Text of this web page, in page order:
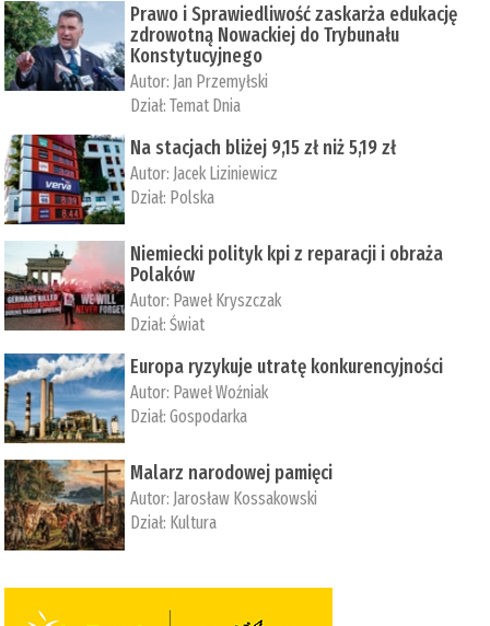
Prawo i Sprawiedliwość zaskarża edukację
zdrowotną Nowackiej do Trybunału
Konstytucyjnego
Autor: Jan Przemyłski
Dział:Temat Dnia
Na stacjach bliżej 9,15 zł niż 5,19 zł
Autor: Jacek Liziniewicz
Dział: Polska
Niemiecki polityk kpi z reparacji i obraża
Polaków
Autor: Paweł Kryszczak
Dział:Świat
Europa ryzykuje utratę konkurencyjności
Autor: Paweł Woźniak
Dział:Gospodarka
Malarz narodowej pamięci
Autor: Jarosław Kossakowski
Dział: Kultura